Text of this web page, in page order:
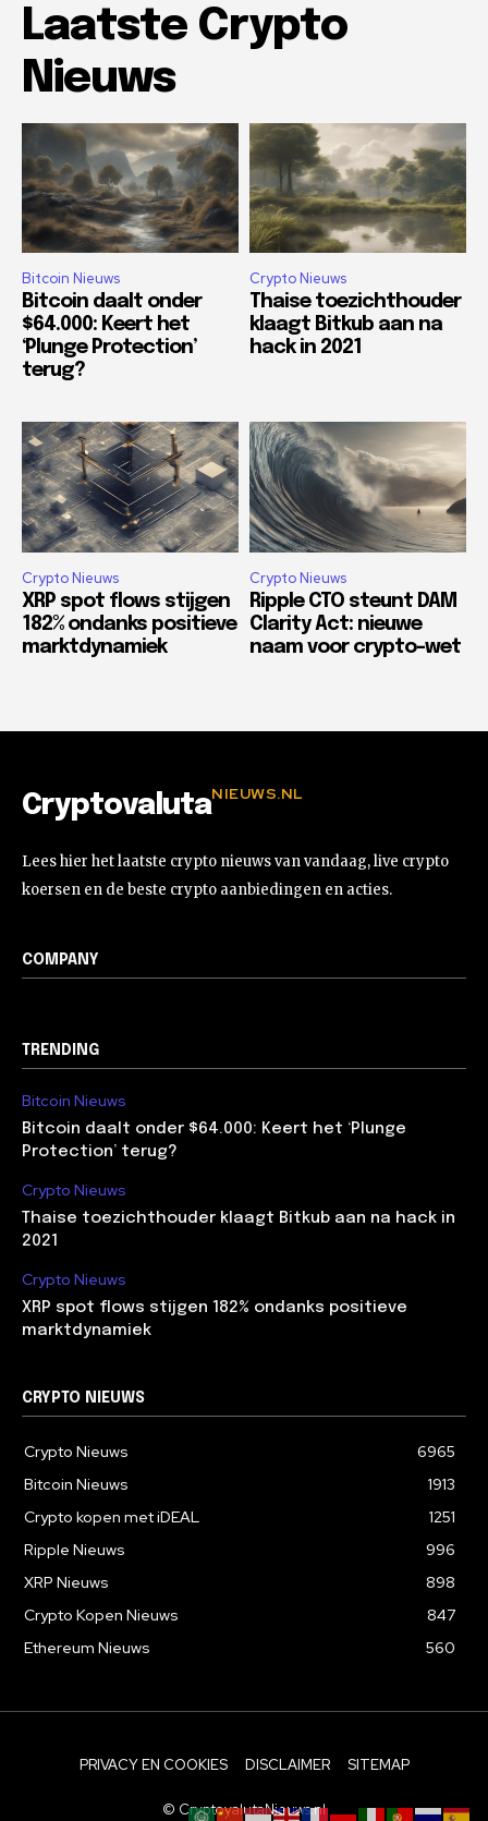
Laatste Crypto
Nieuws
Bitcoin Nieuws
Bitcoin daalt onder
$64.000: Keert het
‘Plunge Protection’
terug?
Crypto Nieuws
Thaise toezichthouder
klaagt Bitkub aan na
hack in 2021
Crypto Nieuws
XRP spot flows stijgen
182% ondanks positieve
marktdynamiek
Crypto Nieuws
Ripple CTO steunt DAM
Clarity Act: nieuwe
naam voor crypto-wet
CryptovalutaNIEUWS.NL
Lees hier het laatste crypto nieuws van vandaag, live crypto
koersen en de beste crypto aanbiedingen en acties.
COMPANY
TRENDING
Bitcoin Nieuws
Bitcoin daalt onder $64.000: Keert het ‘Plunge
Protection’ terug?
Crypto Nieuws
Thaise toezichthouder klaagt Bitkub aan na hack in
2021
Crypto Nieuws
XRP spot flows stijgen 182% ondanks positieve
marktdynamiek
CRYPTO NIEUWS
Crypto Nieuws
6965
Bitcoin Nieuws
1913
Crypto kopen met iDEAL
1251
Ripple Nieuws
996
XRP Nieuws
898
Crypto Kopen Nieuws
847
Ethereum Nieuws
560
PRIVACY EN COOKIES DISCLAIMER SITEMAP
© CryptovalutaNieuws.nl